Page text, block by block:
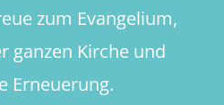
zum Evangelium,
ganzen Kirche und
Erneuerung.